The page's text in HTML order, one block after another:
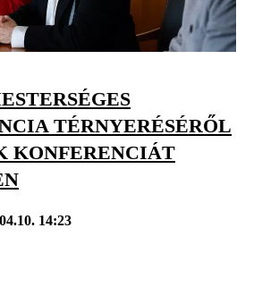
TÉRNYERÉSÉRŐL
KONFERENCIÁT
14:23